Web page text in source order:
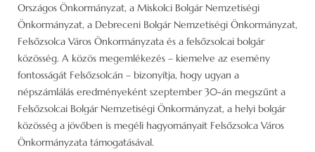
Országos Önkormányzat, a Miskolci Bolgár Nemzetiségi
Önkormányzat, a Debreceni Bolgár Nemzetiségi Önkormányzat,
Felsőzsolca Város Önkormányzata és a felsőzsolcai bolgár
közösség. A közös megemlékezés – kiemelve az esemény
fontosságát Felsőzsolcán – bizonyítja, hogy ugyan a
népszámlálás eredményeként szeptember 30-án megszűnt a
Felsőzsolcai Bolgár Nemzetiségi Önkormányzat, a helyi bolgár
közösség a jövőben is megéli hagyományait Felsőzsolca Város
Önkormányzata támogatásával.